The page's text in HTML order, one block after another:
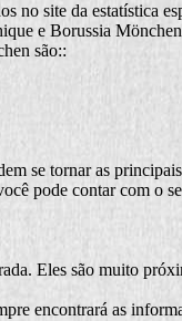
no site da estatística
e Borussia
são::
se tornar as
pode contar com o
Eles são muito
encontrará as